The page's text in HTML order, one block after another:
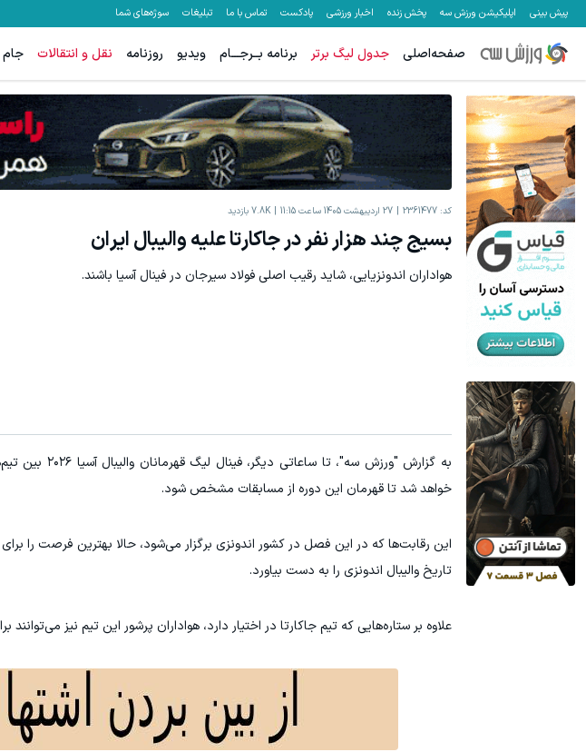
پیش بینی اپلیکیشن ورزش سه پخش زنده اخبار ورزشی پادکست تماس با ما تبلیغات سوژه‌های شما
صفحه‌اصلی جدول لیگ برتر برنامه بــرجـــام ویدیو روزنامه نقل و انتقالات
کد: 2361477 27 اردیبهشت 1405 ساعت 11:15 7.8K بازدید
بسیج چند هزار نفر در جاکارتا علیه والیبال ایران
هواداران اندونزیایی، شاید رقیب اصلی فولاد سیرجان در فینال آسیا باشند.
به گزارش "ورزش
خواهد شد تا قهرمان این دوره از مسابقات مشخص شود.
این رقابت‌ها که در این فصل در کشور اندونزی برگزار می‌شود، حالا بهترین فرصت را
تاریخ والیبال اندونزی را به دست بیاورد.
علاوه بر ستاره‌هایی که تیم جاکارتا در اختیار دارد، هواداران پرشور این تیم نیز می‌توانند